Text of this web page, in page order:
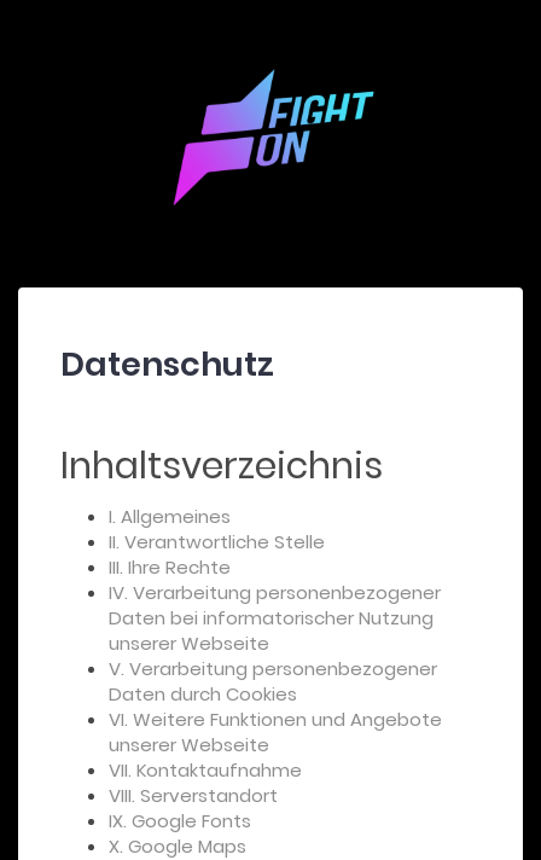
Datenschutz
Inhaltsverzeichnis
I. Allgemeines
II. Verantwortliche Stelle
III. Ihre Rechte
IV. Verarbeitung personenbezogener
Daten bei informatorischer Nutzung
unserer Webseite
V. Verarbeitung personenbezogener
Daten durch Cookies
VI. Weitere Funktionen und Angebote
unserer Webseite
VII. Kontaktaufnahme
VIII. Serverstandort
IX. Google Fonts
X. Google Maps